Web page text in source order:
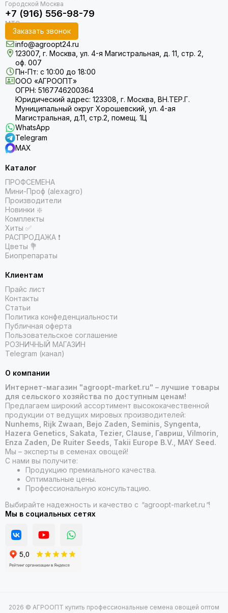
+7 (916) 556-98-79
Заказать звонок
info@agroopt24.ru
123007, г. Москва, ул. 4-я Магистральная, д. 11, стр. 2,
оф. 007
Пн-Пт: с 10:00 до 18:00
ООО «АГРООПТ»
ОГРН: 5167746200364
Юридический адрес: 123308, г. Москва, ВН.ТЕР.Г.
Муниципальный округ Хорошевский, ул. 4-ая
Магистральная, д.11, стр.2, помещ. 1Ц
WhatsApp
Telegram
MAX
Каталог
ПРОФСЕМЕНА
Мини-Проф (alexagro)
Производители
Новинки ❇️
Комплекты
Хиты ✅
РАСПРОДАЖА ❗️
Цветы 💐
Биопрепараты
Клиентам
Прайс лист
Контакты
Статьи
Политика конфеденциальности
Публичная оферта
Пользовательское соглашение
РОЗНИЧНЫЙ МАГАЗИН
Telegram (канал)
О компании
Интернет-магазин "agroopt-market.ru" – лучшие товары
для сельского хозяйства по доступным ценам!
Предлагаем широкий ассортимент высококачественной
продукции от ведущих мировых производителей:
Nunhems, Rijk Zwaan, Bejo Zaden, Seminis, Syngenta,
Hazera Genetics, Sakata, Tezier, Clause, Гавриш, Vilmorin,
Enza Zaden, De Ruiter Seeds, Takii Europe B.V., MAY Seed.
Мы – эксперты в семенах овощей!
С нами вы получите:
Продукцию премиального качества.
Оптимальные цены.
Профессиональную консультацию.
Выбирайте надежность и качество с "agroopt-market.ru "!
Мы в социальных сетях
2026 © АГРООПТ купить профессиональные семена овощей оптом